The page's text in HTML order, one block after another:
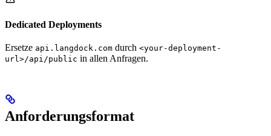
Dedicated Deployments
Ersetze api.langdock.com durch <your-deployment-
url>/api/public in allen Anfragen.
Anforderungsformat